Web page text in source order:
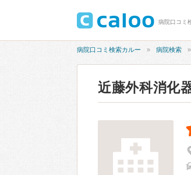
病院口コミ
病院口コミ検索カルー 病院検索
近藤外科消化